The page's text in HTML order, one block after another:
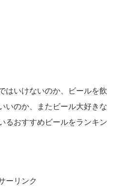
はいけないのか、ビールを飲
いのか、またビール大好きな
るおすすめビールをランキン
ーリンク